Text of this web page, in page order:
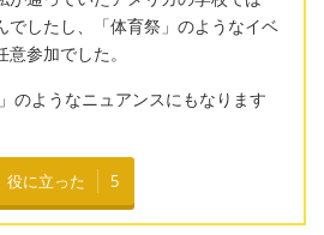
でしたし、「体育祭」のようなイベ
参加でした。
のようなニュアンスにもなります
役に立った 5